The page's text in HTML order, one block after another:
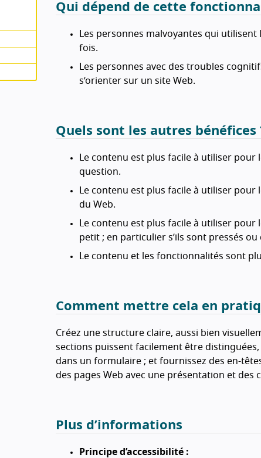
Qui dépend de cette
Les personnes malvoyantes qui utilisent
fois.
Les personnes avec des troubles
s’orienter sur un site Web.
Quels sont les autres bénéfices
Le contenu est plus facile à utiliser pour
question.
Le contenu est plus facile à utiliser pour
du Web.
Le contenu est plus facile à utiliser pour
petit ; en particulier s’ils sont pressés ou
Le contenu et les fonctionnalités sont
Comment mettre cela en
Créez une structure claire, aussi bien
sections puissent facilement être
dans un formulaire ; et fournissez des en-
des pages Web avec une présentation et
Plus d’informations
Principe d’accessibilité :